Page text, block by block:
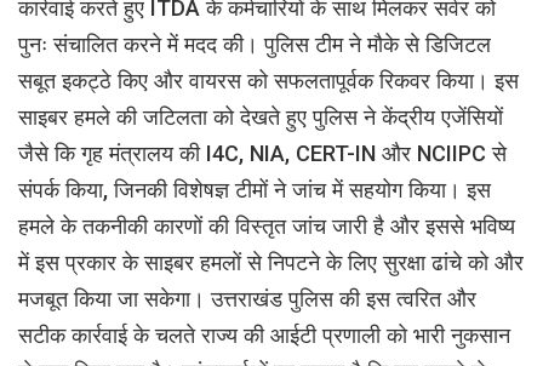
कार्रवाई करते हुए ITDA के कर्मचारियों के साथ मिलकर सर्वर को
पुनः संचालित करने में मदद की। पुलिस टीम ने मौके से डिजिटल
सबूत इकट्ठे किए और वायरस को सफलतापूर्वक रिकवर किया। इस
साइबर हमले की जटिलता को देखते हुए पुलिस ने केंद्रीय एजेंसियों
जैसे कि गृह मंत्रालय की I4C, NIA, CERT-IN और NCIIPC से
संपर्क किया, जिनकी विशेषज्ञ टीमों ने जांच में सहयोग किया। इस
हमले के तकनीकी कारणों की विस्तृत जांच जारी है और इससे भविष्य
में इस प्रकार के साइबर हमलों से निपटने के लिए सुरक्षा ढांचे को और
मजबूत किया जा सकेगा। उत्तराखंड पुलिस की इस त्वरित और
सटीक कार्रवाई के चलते राज्य की आईटी प्रणाली को भारी नुकसान